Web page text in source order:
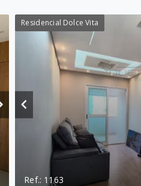
Residencial Dolce Vita
Ref.: 1163